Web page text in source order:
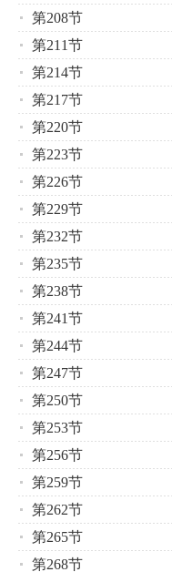
第208节
第211节
第214节
第217节
第220节
第223节
第226节
第229节
第232节
第235节
第238节
第241节
第244节
第247节
第250节
第253节
第256节
第259节
第262节
第265节
第268节